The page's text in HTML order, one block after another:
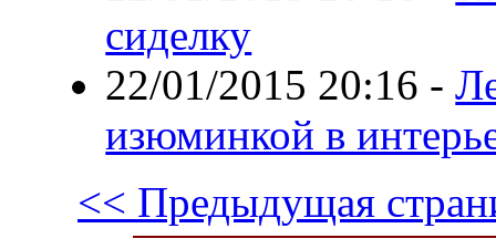
сиделку
22/01/2015 20:16 -
изюминкой в
<< Предыдущая